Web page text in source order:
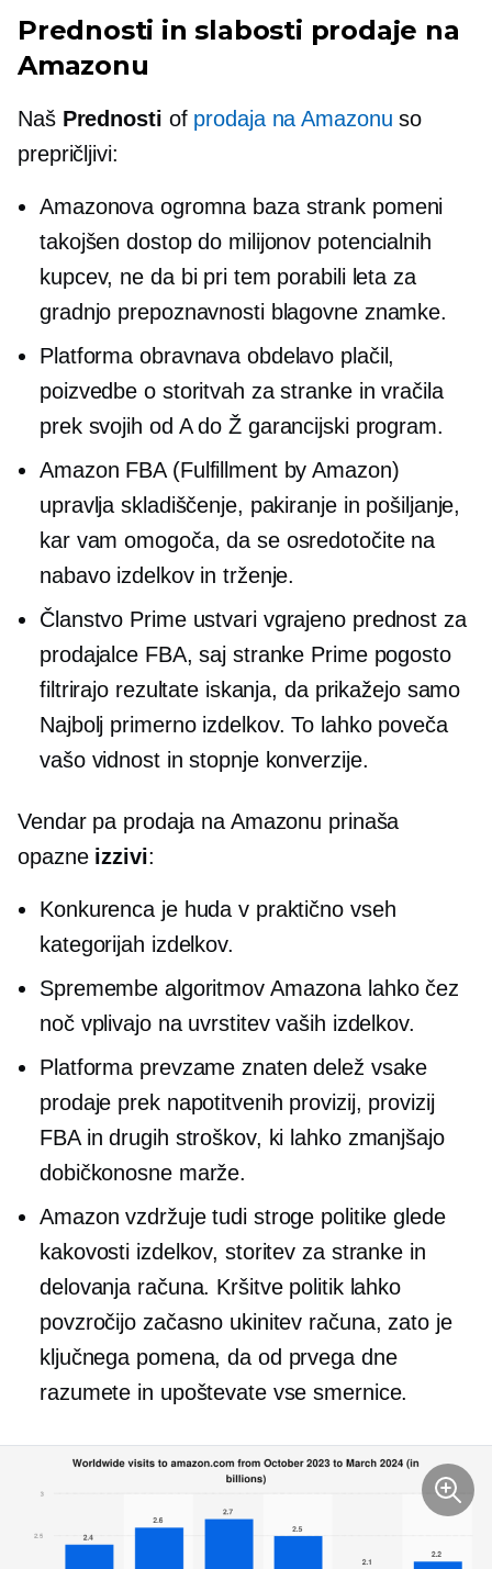
Prednosti in slabosti prodaje na
Amazonu
Naš Prednosti of prodaja na Amazonu so
prepričljivi:
Amazonova ogromna baza strank pomeni
takojšen dostop do milijonov potencialnih
kupcev, ne da bi pri tem porabili leta za
gradnjo prepoznavnosti blagovne znamke.
Platforma obravnava obdelavo plačil,
poizvedbe o storitvah za stranke in vračila
prek svojih od A do Žgarancijski program.
Amazon FBA (Fulfillment by Amazon)
upravlja skladiščenje, pakiranje in pošiljanje,
kar vam omogoča, da se osredotočite na
nabavo izdelkov in trženje.
Članstvo Prime ustvari vgrajenoprednost za
prodajalce FBA, saj stranke Prime pogosto
filtrirajo rezultate iskanja, da prikažejo samo
Najbolj primernoizdelkov. To lahko poveča
vašo vidnost in stopnje konverzije.
Vendar pa prodaja na Amazonu prinaša
opazne izzivi:
Konkurenca je huda v praktično vseh
kategorijah izdelkov.
Spremembe algoritmov Amazona lahko čez
noč vplivajo na uvrstitev vaših izdelkov.
Platforma prevzame znaten delež vsake
prodaje prek napotitvenih provizij, provizij
FBA in drugih stroškov, ki lahko zmanjšajo
dobičkonosne marže.
Amazon vzdržuje tudi stroge politike glede
kakovosti izdelkov, storitev za stranke in
delovanja računa. Kršitve politik lahko
povzročijo začasno ukinitev računa, zato je
ključnega pomena, da od prvega dne
razumete in upoštevate vse smernice.